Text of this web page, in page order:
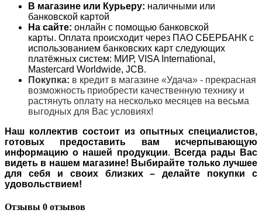
В магазине или Курьеру: наличными или
банковской картой
На сайте: онлайн с помощью банковской
карты. Оплата происходит через ПАО СБЕРБАНК с
использованием банковских карт следующих
платёжных систем: МИР, VISA International,
Mastercard Worldwide, JCB.
Покупка: в кредит в магазине «Удача» - прекрасная
возможность приобрести качественную технику и
растянуть оплату на несколько месяцев на весьма
выгодных для Вас условиях!
Наш коллектив состоит из опытных специалистов,
готовых предоставить вам исчерпывающую
информацию о нашей продукции.
Всегда рады Вас
видеть в нашем магазине! Выбирайте только лучшее
для себя и своих близких – делайте покупки с
удовольствием!
Отзывы 0 отзывов